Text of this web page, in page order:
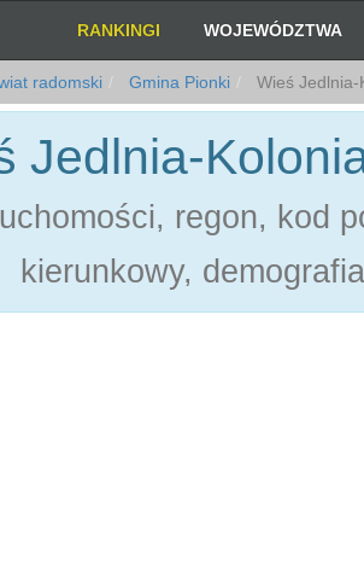
RANKINGI WOJEWÓDZTWA
radomski Gmina Pionki Wieś Jedlnia-
Jedlnia-
regon, kod
kierunkowy,